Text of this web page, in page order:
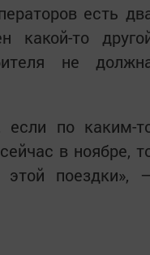
есть
какой-то
не
если по каким-
в ноябре,
поездки»,